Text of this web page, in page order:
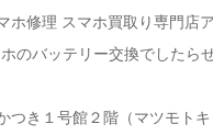
ホ修理 スマホ買取り専門店
のバッテリー交換でしたら
つき１号館２階（マツモト